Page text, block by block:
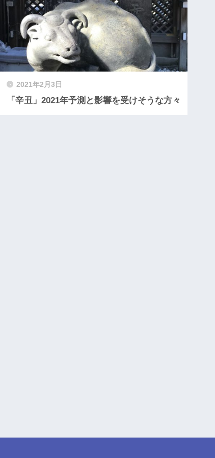
2021年2月3日
「辛丑」2021年予測と影響を受けそうな方々